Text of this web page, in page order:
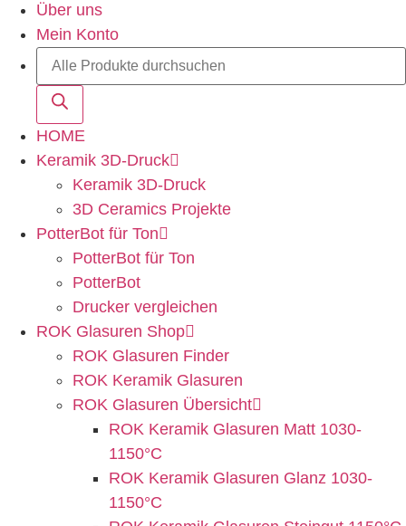
Über uns
Mein Konto
HOME
Keramik 3D-Druck
Keramik 3D-Druck
3D Ceramics Projekte
PotterBot für Ton
PotterBot für Ton
PotterBot
Drucker vergleichen
ROK Glasuren Shop
ROK Glasuren Finder
ROK Keramik Glasuren
ROK Glasuren Übersicht
ROK Keramik Glasuren Matt 1030-
1150°C
ROK Keramik Glasuren Glanz 1030-
1150°C